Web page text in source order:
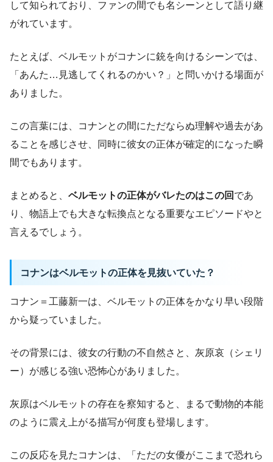
して知られており、ファンの間でも名シーンとして語り継
がれています。
たとえば、ベルモットがコナンに銃を向けるシーンでは、
「あんた…見逃してくれるのかい？」と問いかける場面が
ありました。
この言葉には、コナンとの間にただならぬ理解や過去があ
ることを感じさせ、同時に彼女の正体が確定的になった瞬
間でもあります。
まとめると、 ベルモットの正体がバレたのはこの回 であ
り、物語上でも大きな転換点となる重要なエピソードやと
言えるでしょう。
コナンはベルモットの正体を見抜いていた？
コナン＝工藤新一は、ベルモットの正体をかなり早い段階
から疑っていました。
その背景には、彼女の行動の不自然さと、灰原哀（シェリ
ー）が感じる強い恐怖心がありました。
灰原はベルモットの存在を察知すると、まるで動物的本能
のように震え上がる描写が何度も登場します。
この反応を見たコナンは、「ただの女優がここまで恐れら